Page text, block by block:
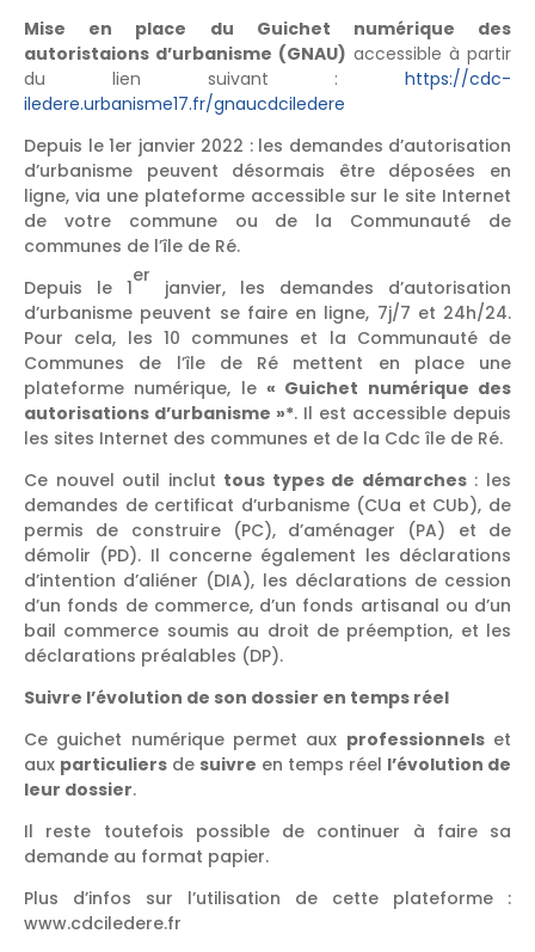
Mise en place du Guichet numérique des
autoristaions d’urbanisme (GNAU) accessible à partir
du lien suivant : https://cdc-
iledere.urbanisme17.fr/gnaucdciledere
Depuis le 1er janvier 2022 : les demandes d’autorisation
d’urbanisme peuvent désormais être déposées en
ligne, via une plateforme accessible sur le site Internet
de votre commune ou de la Communauté de
communes de l’île de Ré.
Depuis le 1
er
janvier, les demandes d’autorisation
d’urbanisme peuvent se faire en ligne, 7j/7 et 24h/24.
Pour cela, les 10 communes et la Communauté de
Communes de l’île de Ré mettent en place une
plateforme numérique, le « Guichet numérique des
autorisations d’urbanisme »*. Il est accessible depuis
les sites Internet des communes et de la Cdc île de Ré.
Ce nouvel outil inclut tous types de démarches: les
demandes de certificat d’urbanisme (CUa et CUb), de
permis de construire (PC), d’aménager (PA) et de
démolir (PD). Il concerne également les déclarations
d’intention d’aliéner (DIA), les déclarations de cession
d’un fonds de commerce, d’un fonds artisanal ou d’un
bail commerce soumis au droit de préemption, et les
déclarations préalables (DP).
Suivre l’évolution de son dossier en temps réel
Ce guichet numérique permet aux professionnelset
aux particuliers de suivre en temps réel l’évolution de
leur dossier.
Il reste toutefois possible de continuer à faire sa
demande au format papier.
Plus d’infos sur l’utilisation de cette plateforme :
www.cdciledere.fr